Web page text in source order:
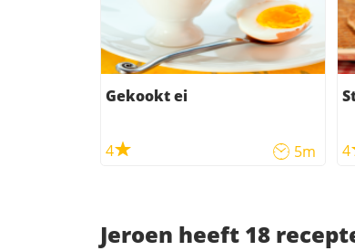
Gekookt ei
4 5m 4
Jeroen heeft 18